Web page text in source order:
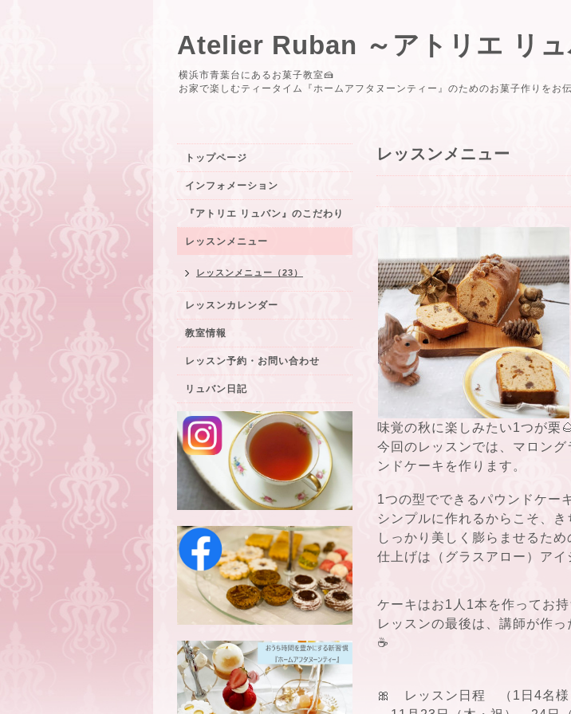
Atelier Ruban ～アトリエ リュ
横浜市青葉台にあるお菓子教室🍰
お家で楽しむティータイム『ホームアフタヌーンティー』のためのお菓子作りをお
レッスンメニュー
味覚の秋に楽しみたい1つが栗
今回のレッスンでは、マロン
ンドケーキを作ります。
1つの型でできるパウンドケー
シンプルに作れるからこそ、
しっかり美しく膨らませるた
仕上げは（グラスアロー）アイ
ケーキはお1人1本を作ってお
レッスンの最後は、講師が作
☕
🎀 レッスン日程 （1日4名様
トップページ
インフォメーション
『アトリエ リュバン』のこだわり
レッスンメニュー
レッスンメニュー（23）
レッスンカレンダー
教室情報
レッスン予約・お問い合わせ
リュバン日記